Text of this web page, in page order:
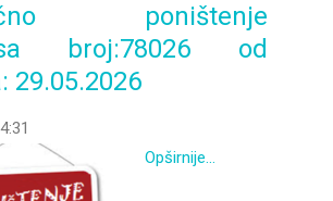
poništenje
broj:78026 od
29.05.2026
Opširnije...